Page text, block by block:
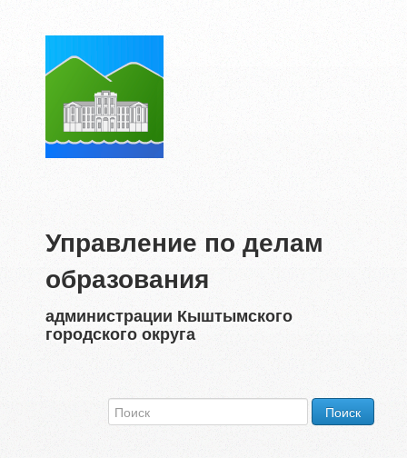
Управление по делам
образования
администрации Кыштымского
городского округа